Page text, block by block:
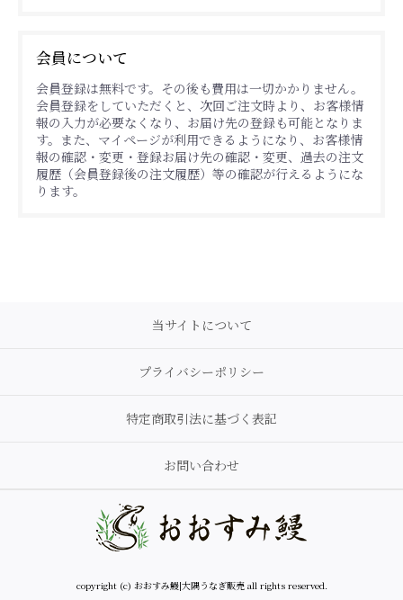
会員について
会員登録は無料です。その後も費用は一切かかりません。
会員登録をしていただくと、次回ご注文時より、お客様情
報の入力が必要なくなり、お届け先の登録も可能となりま
す。また、マイページが利用できるようになり、お客様情
報の確認・変更・登録お届け先の確認・変更、過去の注文
履歴（会員登録後の注文履歴）等の確認が行えるようにな
ります。
当サイトについて
プライバシーポリシー
特定商取引法に基づく表記
お問い合わせ
copyright (c) おおすみ鰻|大隅うなぎ販売 all rights reserved.